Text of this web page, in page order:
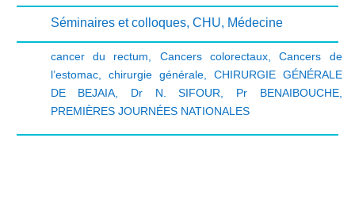
Séminaires et colloques, CHU, Médecine
cancer du rectum Cancers colorectaux,Cancers de
l’estomac, chirurgie générale, CHIRURGIE GÉNÉRALE
DE BEJAIA
Dr N. SIFOUR Pr BENAIBOUCHE,
PREMIÈRES JOURNÉES NATIONALES